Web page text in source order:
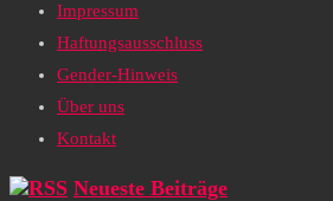
Impressum
Haftungsausschluss
Gender-Hinweis
Über uns
Kontakt
Neueste Beiträge